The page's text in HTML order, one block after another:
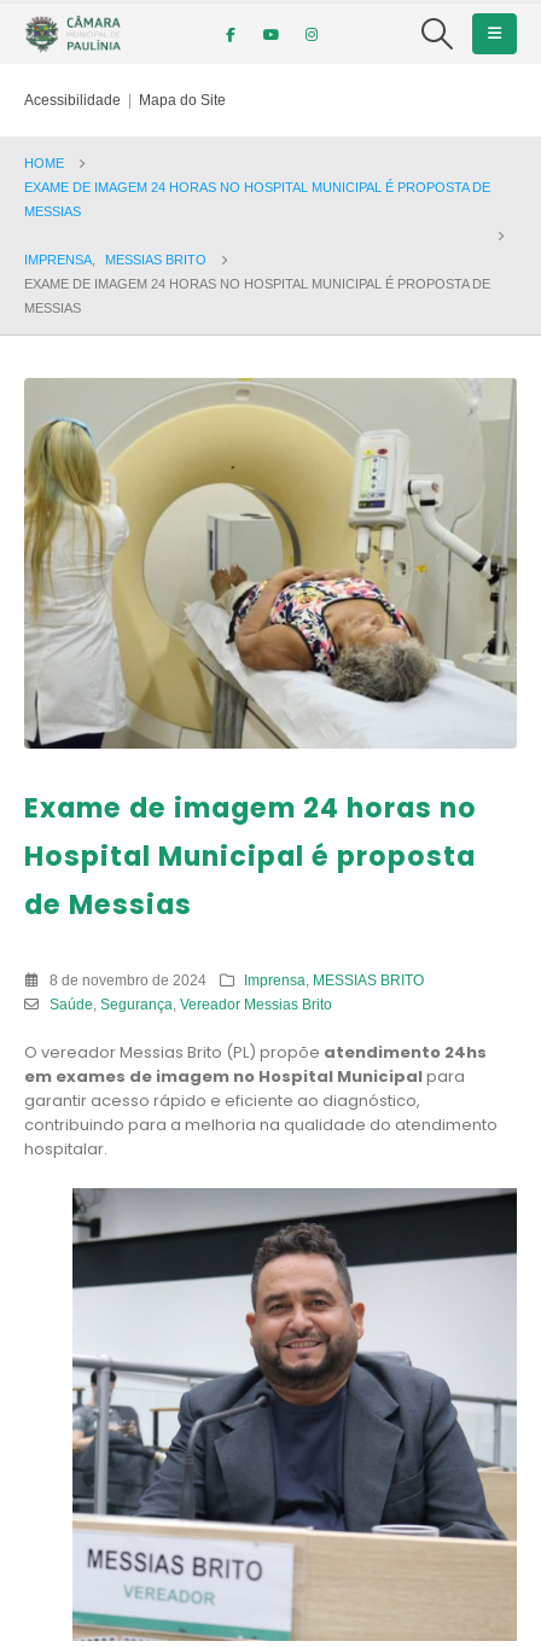
Acessibilidade | Mapa do Site
HOME
EXAME DE IMAGEM 24 HORAS NO HOSPITAL MUNICIPAL É PROPOSTA DE
MESSIAS
IMPRENSA
MESSIAS BRITO
EXAME DE IMAGEM 24 HORAS NO HOSPITAL MUNICIPAL É PROPOSTA DE
MESSIAS
Exame de imagem 24 horas no
Hospital Municipal é proposta
de Messias
8 de novembro de 2024 Imprensa
MESSIAS BRITO
Saúde Segurança Vereador Messias Brito
O vereador Messias Brito (PL) propõe atendimento 24hs
em exames de imagem no Hospital Municipalpara
garantir acesso rápido e eficiente ao diagnóstico,
contribuindo para a melhoria na qualidade do atendimento
hospitalar.